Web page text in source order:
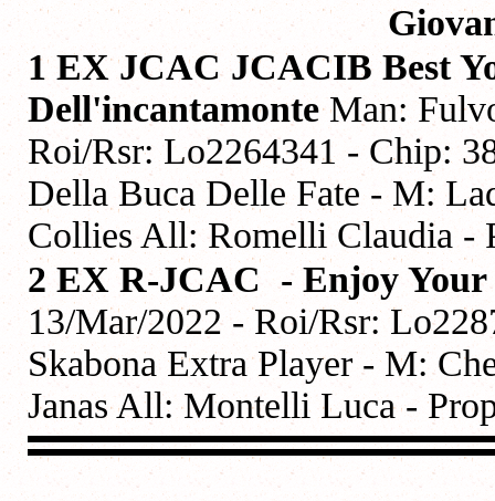
1 EX JCAC JCACIB Best
Dell'incantamonteMan:
Roi/Rsr: Lo2264341 - Chip:
Della Buca Delle Fate - M:
Collies All: Romelli Claudia -
2 EX R-JCAC - Enjoy
13/Mar/2022 - Roi/Rsr:
Skabona Extra Player - M:
Janas All: Montelli Luca -